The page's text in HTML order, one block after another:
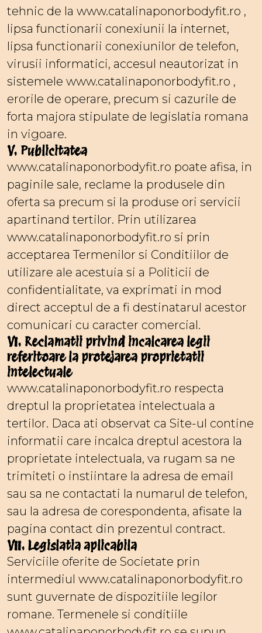
tehnic de la www.catalinaponorbodyfit.ro ,
lipsa functionarii conexiunii la internet,
lipsa functionarii conexiunilor de telefon,
virusii informatici, accesul neautorizat in
sistemele www.catalinaponorbodyfit.ro ,
erorile de operare, precum si cazurile de
forta majora stipulate de legislatia romana
in vigoare.
V. Publicitatea
www.catalinaponorbodyfit.ro poate afisa, in
paginile sale, reclame la produsele din
oferta sa precum si la produse ori servicii
apartinand tertilor. Prin utilizarea
www.catalinaponorbodyfit.ro si prin
acceptarea Termenilor si Conditiilor de
utilizare ale acestuia si a Politicii de
confidentialitate, va exprimati in mod
direct acceptul de a fi destinatarul acestor
comunicari cu caracter comercial.
VI. Reclamatii privind incalcarea legii
referitoare la protejarea proprietatii
intelectuale
www.catalinaponorbodyfit.ro respecta
dreptul la proprietatea intelectuala a
tertilor. Daca ati observat ca Site-ul contine
informatii care incalca dreptul acestora la
proprietate intelectuala, va rugam sa ne
trimiteti o instiintare la adresa de email
sau sa ne contactati la numarul de telefon,
sau la adresa de corespondenta, afisate la
pagina contact din prezentul contract.
VII. Legislatia aplicabila
Serviciile oferite de Societate prin
intermediul www.catalinaponorbodyfit.ro
sunt guvernate de dispozitiile legilor
romane. Termenele si conditiile